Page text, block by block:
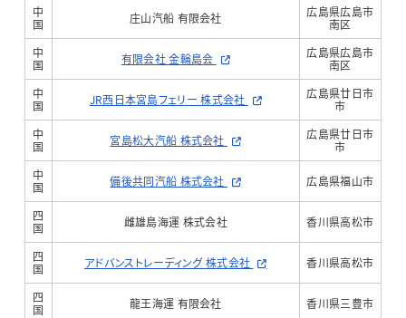
中
国
庄山汽船 有限会社
広島県広島市
南区
中
国
有限会社 金輪島会
広島県広島市
南区
中
国
JR西日本宮島フェリー 株式会社
広島県廿日市
市
中
国
宮島松大汽船 株式会社
広島県廿日市
市
中
国
備後共同汽船 株式会社 広島県福山市
四
国
雌雄島海運 株式会社 香川県高松市
四
国
アドバンストレーディング 株式会社 香川県高松市
四
国
龍王海運 有限会社 香川県三豊市